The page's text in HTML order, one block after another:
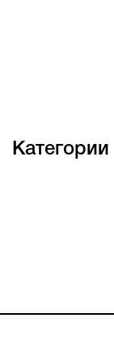
Категории